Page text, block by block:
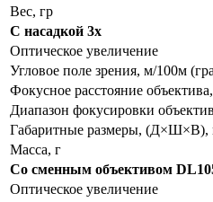
Вес, гр
С насадкой 3x
Оптическое увеличение
Угловое поле зрения, м/100м
Фокусное расстояние
Диапазон фокусировки
Габаритные размеры, (Д×Ш×В),
Масса, г
Со сменным объективом
Оптическое увеличение